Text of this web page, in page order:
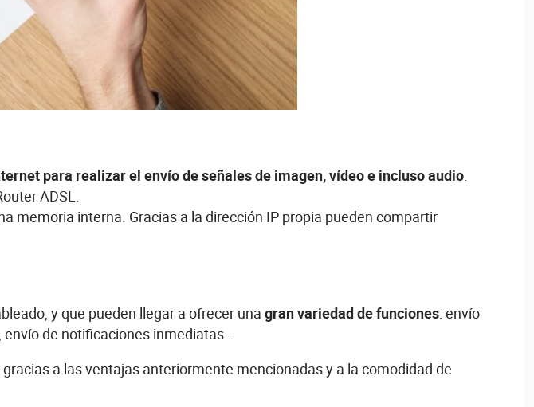
para realizar el envío de señales de imagen, vídeo e incluso audio.
ADSL.
memoria interna. Gracias a la dirección IP propia pueden compartir
y que pueden llegar a ofrecer una gran variedad de funciones: envío
de notificaciones inmediatas…
a las ventajas anteriormente mencionadas y a la comodidad de